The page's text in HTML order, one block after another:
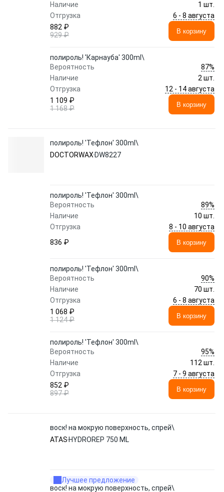
Наличие
1 шт.
Отгрузка
6 - 8 августа
882 ₽
929 ₽
В корзину
полироль! 'Карнауба' 300ml\
Вероятность
87%
Наличие
2 шт.
Отгрузка
12 - 14 августа
1 109 ₽
1 168 ₽
В корзину
полироль! 'Тефлон' 300ml\
DOCTORWAX DW8227
полироль! 'Тефлон' 300ml\
Вероятность
89%
Наличие
10 шт.
Отгрузка
8 - 10 августа
836 ₽
В корзину
полироль! 'Тефлон' 300ml\
Вероятность
90%
Наличие
70 шт.
Отгрузка
6 - 8 августа
1 068 ₽
1 124 ₽
В корзину
полироль! 'Тефлон' 300ml\
Вероятность
95%
Наличие
112 шт.
Отгрузка
7 - 9 августа
852 ₽
897 ₽
В корзину
воск! на мокрую поверхность, спрей\
ATAS HYDROREP 750 ML
Лучшее предложение
воск! на мокрую поверхность, спрей\